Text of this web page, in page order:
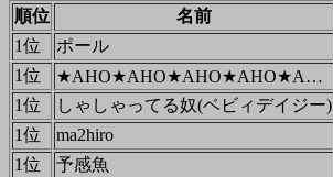
順位 名前
1位
ポール
1位
★AHO★AHO★AHO★AHO★AHO★AHO★AHO★AHO★AHO★
1位
しゃしゃってる奴(ベビィデイジー)
1位
ma2hiro
1位
予感魚